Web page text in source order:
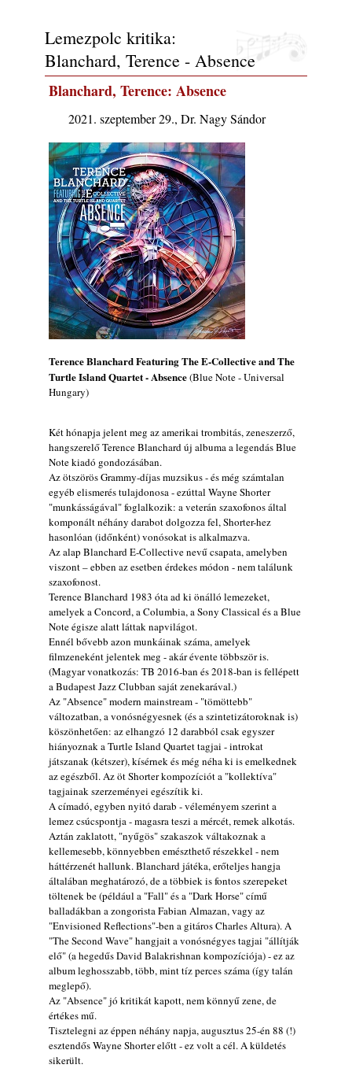
2026. augusztus 05.
Magyar Jazz ABC – 541. rész: Juhász
Márton
2026. augusztus 05.
Jazz-rock albumok 1983-ból - John Scofield
„Out like a Light”
2026. augusztus 05.
Jazz-rock albumok 1982-ből - John Scofield
„Shinola”
2026. augusztus 04.
Kikkel beszéltem 2.0 – 5. rész: D
2026. augusztus 04.
Lemezek a hatvanas-hetvenes évekből - 84.
rész: Irving Ashby – Memoirs
2026. augusztus 04.
10 éve halt meg lapunk főszerkesztő-
helyettese, Csányi Attila
2026. augusztus 04.
45 éve történt… Jazz-rock albumok 1981-
2026. augusztus 03.
Jazz a Márványteremben – Mizar (2008.
január 4.)
2026. augusztus 03.
Gondolataim - 2026 (XI. évfolyam - 8. rész)
2026. augusztus 02.
A 21. században meghalt magyar jazz
muzsikusok – 109. rész: (Dr.) Borissza Géza
2026. augusztus 02.
Exkluzív interjú Bóna Lászlóval
2026. augusztus 01.
2026-os jazzfesztiválok, amelyekről én is
tudok… 18. rész: Zempléni Fesztivál
(Sátoraljaújhely – 2026. augusztus 13-23.)
2026. augusztus 01.
Jazz-rock albumok 1986-ból - John Scofield
„Still Warm”
2026. augusztus 01.
Ma 40 éves Gyarmati Gábor és 54 éves
Florian Ross
2026. augusztus 01.
Vér, tornádó és jazz – megjelent a Daveform
Quintet és Kurt Rosenwinkel közös
lemezének új előfutára, a Sharknado
2026. július 31.
A Grencsoport Lewis Jordan-nel a
Meseházban
2026. július 31.
Magyar jazzmuzsikus szülők és zenész
gyermekeik – 42. rész: Vörös László +
Vörösné Strausz Eszter + Vörös Bence
2026. július 30.
The Next Generation — 11. rész: Horváth
Szabolcs
Lemezpolc kritika:
Blanchard, Terence - Absence
Blanchard, Terence: Absence
2021. szeptember 29., Dr. Nagy Sándor
Terence Blanchard Featuring The E-Collective and The
Turtle IslandQuartet - Absence(Blue Note - Universal
Hungary)
Két hónapja jelent meg az amerikai trombitás, zeneszerző,
hangszerelő Terence Blanchard új albuma a legendás Blue
Note kiadó gondozásában.
Az ötszörös Grammy-díjas muzsikus - és még számtalan
egyéb elismerés tulajdonosa - ezúttal Wayne Shorter
"munkásságával" foglalkozik: a veterán szaxofonos által
komponált néhány darabot dolgozza fel, Shorter-hez
hasonlóan (időnként) vonósokat is alkalmazva.
Az alap Blanchard E-Collective nevű csapata, amelyben
viszont – ebben az esetben érdekes módon - nem találunk
szaxofonost.
Terence Blanchard 1983 óta ad ki önálló lemezeket,
amelyek a Concord, a Columbia, a Sony Classical és a Blue
Note égisze alatt láttak napvilágot.
Ennél bővebb azon munkáinak száma, amelyek
filmzeneként jelentek meg - akár évente többször is.
(Magyar vonatkozás: TB 2016-ban és 2018-ban is fellépett
a Budapest Jazz Clubban saját zenekarával.)
Az "Absence" modern mainstream - "tömöttebb"
változatban, a vonósnégyesnek (és a szintetizátoroknak is)
köszönhetően: az elhangzó 12 darabból csak egyszer
hiányoznak a Turtle Island Quartet tagjai - introkat
játszanak (kétszer), kísérnek és még néha ki is emelkednek
az egészből. Az öt Shorter kompozíciót a "kollektíva"
tagjainak szerzeményei egészítik ki.
A címadó, egyben nyitó darab - véleményem szerint a
lemez csúcspontja - magasra teszi a mércét, remek alkotás.
Aztán zaklatott, "nyűgös" szakaszok váltakoznak a
kellemesebb, könnyebben emészthető részekkel - nem
háttérzenét hallunk. Blanchard játéka, erőteljes hangja
általában meghatározó, de a többiek is fontos szerepeket
töltenek be (például a "Fall" és a "Dark Horse" című
balladákban a zongorista Fabian Almazan, vagy az
"Envisioned Reflections"-ben a gitáros Charles Altura). A
"The Second Wave" hangjait a vonósnégyes tagjai "állítják
elő" (a hegedűs David Balakrishnan kompozíciója) - ez az
album leghosszabb, több, mint tíz perces száma (így talán
meglepő).
Az "Absence" jó kritikát kapott, nem könnyű zene, de
értékes mű.
Tisztelegni az éppen néhány napja, augusztus 25-én 88 (!)
esztendős Wayne Shorter előtt - ez volt a cél. A küldetés
sikerült.